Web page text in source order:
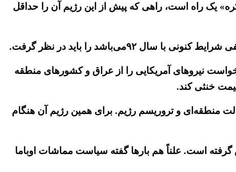
آمد. پس «مذاکره» یک راه است، راهی که پیش از این رژیم آن را حداقل
را باید در نظر گرفت.
نیروهای آمریکایی را از عراق و کشورهای منطقه
خنثی کند.
منطقه‌ای و تروریسم رژیم. برای همین رژیم آن هنگام
است. علناً هم بارها گفته سیاست مماشات اوباما